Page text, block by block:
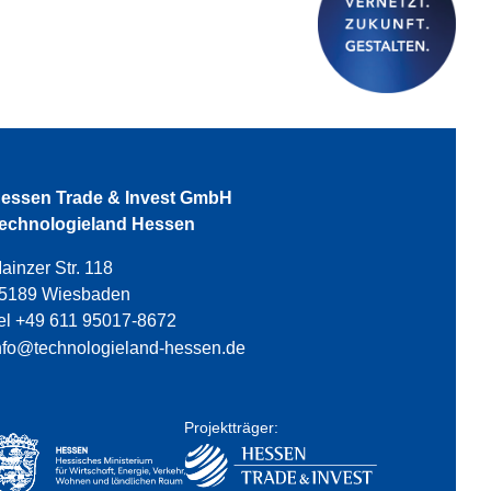
Trade & Invest GmbH
Hessen
Str. 118
Wiesbaden
+49 611 95017-8672
hessen.de
Projektträger: